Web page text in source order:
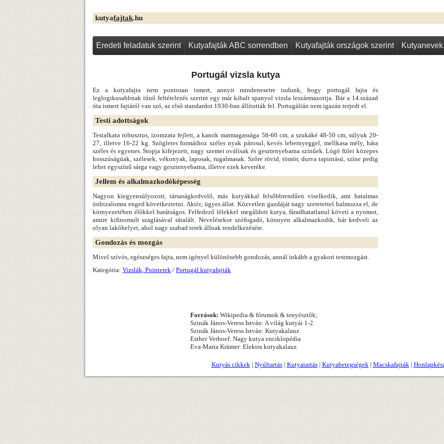
Eredeti feladatuk szerint Kutyafajták ABC sorrendben Kutyafajták országok szerint Kutyanevek
kutyafajtak.hu
Portugál vizsla kutya
Ez a kutyafajta nem pontosan ismert, annyit mindenesetre tudunk, hogy portugál fajta és
leglogikusabbnak tűnő feltételezés szerint egy már kihalt spanyol vizsla leszármazottja. Bár a 14.század
óta ismert fajtáról van szó, az első standardot 1930-ban állították fel. Portugálián nem igazán terjedt el.
Testi adottságok
Testalkata robusztus, izomzata fejlett, a kanok marmagassága 58-60 cm, a szukáké 48-50 cm, súlyuk 20-
27, illetve 16-22 kg. Szögletes formáihoz széles nyak párosul, kevés lebernyeggel, mellkasa mély, háta
széles és egyenes. Stopja kifejezett, nagy szemei oválisak és gesztenyebarna színűek. Lógó fülei közepes
hosszúságúak, szélesek, vékonyak, laposak, rugalmasak. Szőre rövid, tömör, durva tapintású, színe pedig
lehet egyszínű sárga vagy gesztenyebarna, illetve ezek keveréke.
Jellem és alkalmazkodóképesség
Nagyon kiegyensúlyozott, társaságkedvelő, más kutyákkal felsőbbrendűen viselkedik, ami hatalmas
önbizalomra enged következtetni. Aktív, ügyes állat. Közvetlen gazdáját nagy szeretettel halmozza el, de
környezetében élőkkel barátságos. Felfedező lélekkel megáldott kutya, fáradhatatlanul követi a nyomot,
amire kifinomult szaglásával rátalált. Nevelésekor szófogadó, könnyen alkalmazkodik, bár kedveli az
olyan lakóhelyet, ahol nagy szabad terek állnak rendelkezésére.
Gondozás és mozgás
Mivel szívós, egészséges fajta, nem igényel különösebb gondozás, annál inkább a gyakori testmozgást.
Kategória: Vizslák, Pointerek / Portugál kutyafajták
Források: Wikipedia & fórumok & tenyésztők;
Szinák János-Veress István: A világ kutyái 1-2.
Szinák János-Veress István: Kutyakalauz
Esther Verhoef: Nagy kutya enciklopédia
Eva-Maria Krämer: Elektra kutyakalauz
Kutyás cikkek| Nyúltartás| Kutyatartás| Kutyabetegségek| Macskafajták|